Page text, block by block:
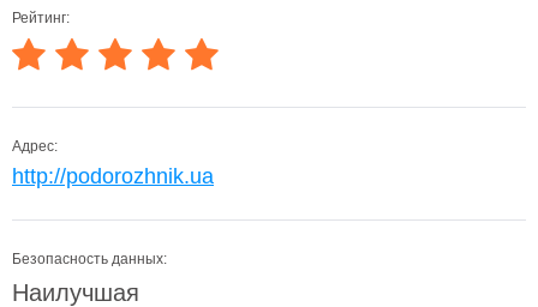
Рейтинг:
Адрес:
http://podorozhnik.ua
Безопасность данных:
Наилучшая